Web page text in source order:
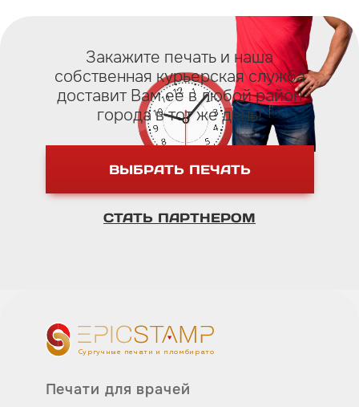
Закажите печать и наша
собственная курьерская служба
доставит Вам eё в любой район
города в тот же день!
ВЫБРАТЬ ПЕЧАТЬ
СТАТЬ ПАРТНЕРОМ
Сургучные печати и пломбираторы
Печати для врачей